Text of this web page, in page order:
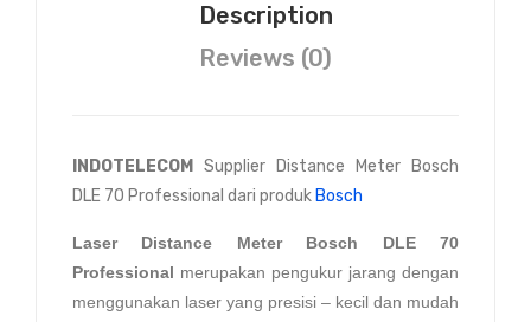
Description
Reviews (0)
INDOTELECOM
Supplier Distance Meter Bosch
DLE 70 Professional dari produk Bosch
Laser Distance Meter Bosch DLE 70
Professional merupakan pengukur jarang dengan
menggunakan laser yang presisi – kecil dan mudah